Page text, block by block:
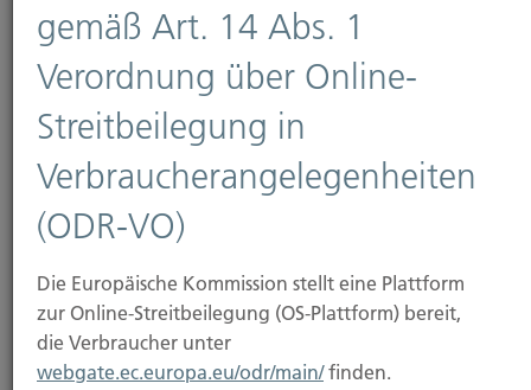
28.10.2025
Wenn die Blätter fallen: Wer muss im Herbst
fegen?
Rutschige Bürgersteige sind im Herbst keine
Seltenheit. Doch wer haftet, wenn ein Unfall passiert
–...
Weiterlesen
gemäß Art. 14 Abs. 1
Verordnung über Online-
Streitbeilegung in
Verbraucherangelegenheiten
(ODR-VO)
Die Europäische Kommission stellt eine Plattform
zur Online-Streitbeilegung (OS-Plattform) bereit,
die Verbraucher unter
webgate.ec.europa.eu/odr/main/finden.